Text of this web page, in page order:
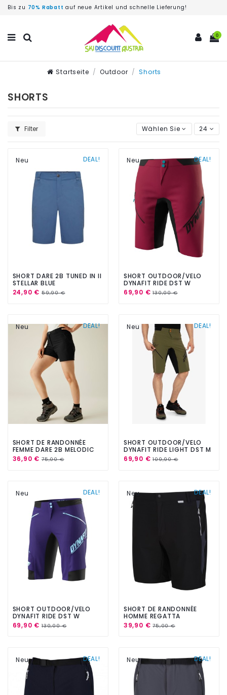
Bis zu 70% Rabatt auf neue Artikel und schnelle Lieferung!
0
Startseite Outdoor Shorts
SHORTS
Filter Wählen Sie 24
DEAL!
Neu
SHORT DARE 2B TUNED IN II
STELLAR BLUE
24,90 € 59,90 €
DEAL!
Neu
SHORT OUTDOOR/VELO
DYNAFIT RIDE DST W
SHORTS BEET RED
69,90 €130,00 €
DEAL!
Neu
SHORT DE RANDONNÉE
FEMME DARE 2B MELODIC
PRO SHORT BLACK
36,90 € 75,00 €
DEAL!
Neu
SHORT OUTDOOR/VELO
DYNAFIT RIDE LIGHT DST M
SHORTS WINTER MOSS
69,90 €109,90 €
DEAL!
Neu
SHORT OUTDOOR/VELO
DYNAFIT RIDE DST W
SHORTS
PARACHUTE/STEFFI
69,90 € 130,00 €
DEAL!
Neu
SHORT DE RANDONNÉE
HOMME REGATTA
MOUNTAIN SHORT II BLACK
39,90 €75,00 €
DEAL!
Neu DEAL!
Neu